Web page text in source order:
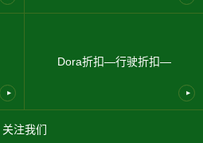
Dora折扣—行驶折扣—
关注我们